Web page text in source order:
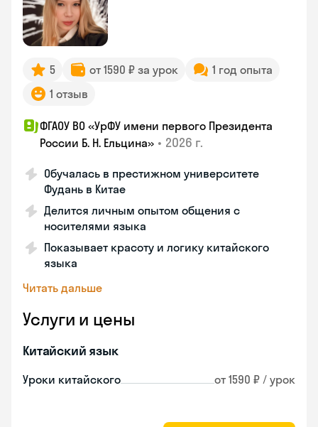
5 от 1590 ₽ за урок
1 год опыта
1 отзыв
ФГАОУ ВО «УрФУ имени первого Президента
России Б. Н. Ельцина» • 2026 г.
Обучалась в престижном университете
Фудань в Китае
Делится личным опытом общения с
носителями языка
Показывает красоту и логику китайского
языка
Читать дальше
Услуги и цены
Китайский язык
Уроки китайского от 1590 ₽ / урок